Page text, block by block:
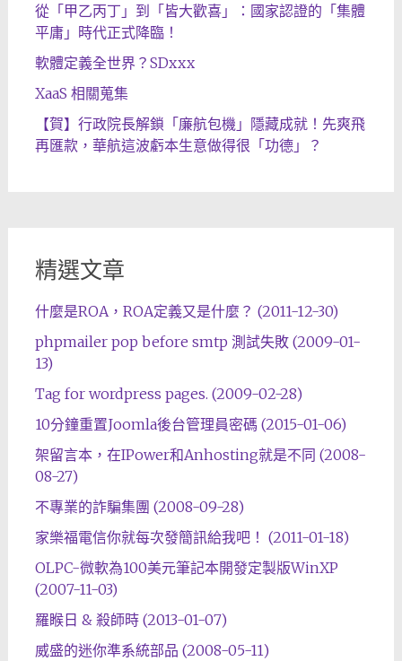
從「甲乙丙丁」到「皆大歡喜」：國家認證的「集體
平庸」時代正式降臨！
軟體定義全世界？SDxxx
XaaS 相關蒐集
【賀】行政院長解鎖「廉航包機」隱藏成就！先爽飛
再匯款，華航這波虧本生意做得很「功德」？
精選文章
什麼是ROA，ROA定義又是什麼？ (2011-12-30)
phpmailer pop before smtp 測試失敗 (2009-01-
13)
Tag for wordpress pages. (2009-02-28)
10分鐘重置Joomla後台管理員密碼 (2015-01-06)
架留言本，在IPower和Anhosting就是不同 (2008-
08-27)
不專業的詐騙集團 (2008-09-28)
家樂福電信你就每次發簡訊給我吧！ (2011-01-18)
OLPC-微軟為100美元筆記本開發定製版WinXP
(2007-11-03)
羅睺日 & 殺師時 (2013-01-07)
威盛的迷你準系統部品 (2008-05-11)